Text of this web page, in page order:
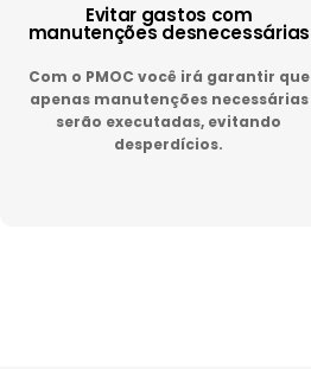
Evitar gastos com
manutenções desnecessárias
Com o PMOC você irá garantir que
apenas manutenções necessárias
serão executadas, evitando
desperdícios.